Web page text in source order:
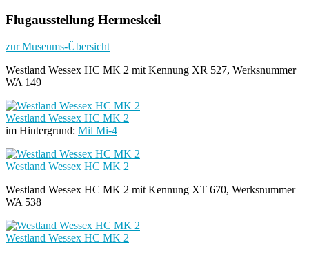
Flugausstellung Hermeskeil
zur Museums-Übersicht
Westland Wessex HC MK 2 mit Kennung XR 527, Werksnummer
WA 149
Westland Wessex HC MK 2
im Hintergrund: Mil Mi-4
Westland Wessex HC MK 2
Westland Wessex HC MK 2 mit Kennung XT 670, Werksnummer
WA 538
Westland Wessex HC MK 2